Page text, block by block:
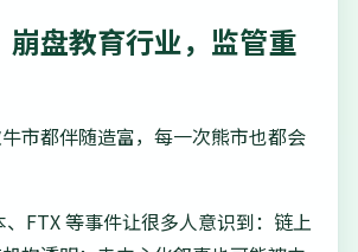
崩盘教育行业，监管重
市都伴随造富，每一次熊市也都会
FTX 等事件让很多人意识到：链上